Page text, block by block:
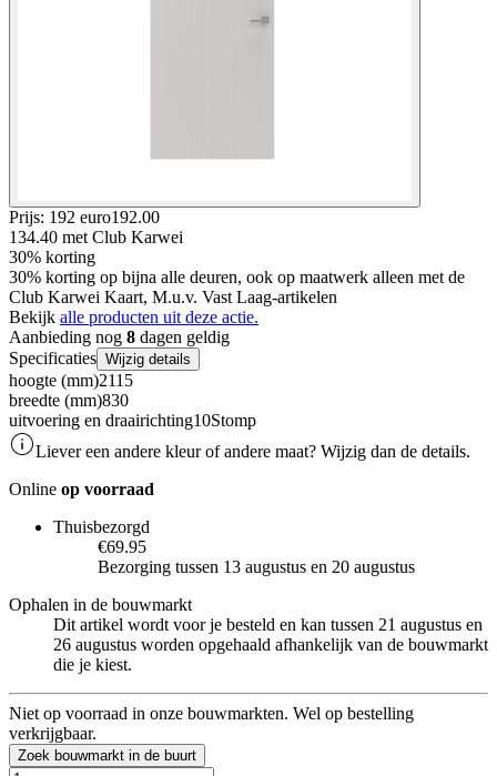
Prijs: 192 euro192.00
134.40 met Club Karwei
30% korting
30% korting op bijna alle deuren, ook op maatwerk alleen met de
Club Karwei Kaart, M.u.v. Vast Laag-artikelen
Bekijk alle producten uit deze actie.
Aanbieding nog 8 dagen geldig
Specificaties Wijzig details
hoogte (mm)2115
breedte (mm)830
uitvoering en draairichting10Stomp
Liever een andere kleur of andere maat? Wijzig dan de details.
Online op voorraad
Thuisbezorgd
€69.95
Bezorging tussen 13 augustus en 20 augustus
Ophalen in de bouwmarkt
Dit artikel wordt voor je besteld en kan tussen 21 augustus en
26 augustus worden opgehaald afhankelijk van de bouwmarkt
die je kiest.
Niet op voorraad in onze bouwmarkten. Wel op bestelling
verkrijgbaar.
Zoek bouwmarkt in de buurt